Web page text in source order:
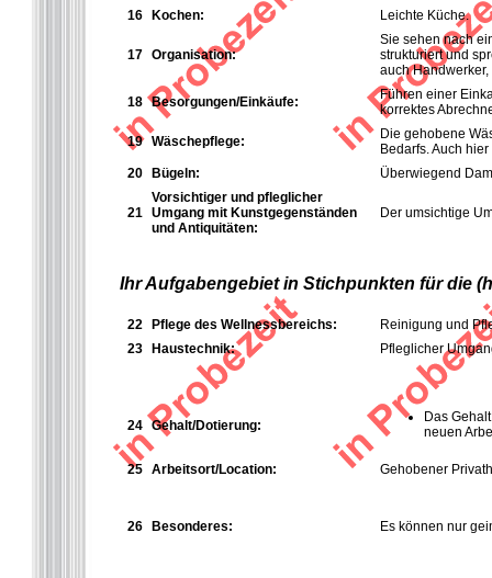
16
Kochen: Leichte Küche.
17 Organisation:
Sie sehen nach
strukturiert und
auch
18 Besorgungen/Einkäufe:
Führen einer
korrektes
19 Wäschepflege:
Die gehobene
Bedarfs. Auch
20
Bügeln: Überwiegend
21
Vorsichtiger und pfleglicher
Umgang mit Kunstgegenständen
und Antiquitäten:
Der umsichtige
Ihr Aufgabengebiet in Stichpunkten für die
22 Pflege des Wellnessbereichs:
Reinigung und
23
Haustechnik: Pfleglicher
24 Gehalt/Dotierung:
Das
neuen
25 Arbeitsort/Location: Gehobener
26 Besonderes: Es können nur